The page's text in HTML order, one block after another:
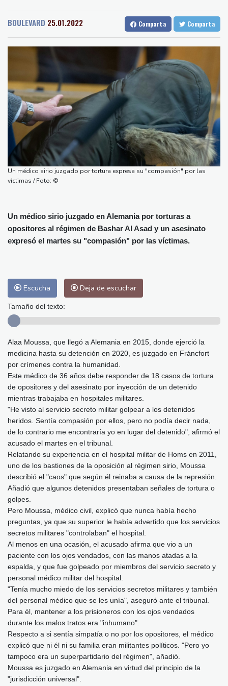
Barcelona
31 °C Bilbao
29 °C
Santo Domingo
31 °C
Puerto Rico
31 °C
Quito
Brasilia
29 °C
Manaus
34 °C Rio de Janeiro
31 °C
São Paulo
25 °C
Nava de la Asunción
35 °C
Bueno Aires
32 °C
Punta Arena
31 °C
Montevideo
Panama
30 °C
San Salvador
32 °C Oaxaca
21 °C
Alicante
32 °C Córdoba
39 °C
Málaga
33 °C Murcia
36 °C
Las Palmas de Gran Canaria
30 °C
San José
41 °C Asunción
Panama City
Los rebeldes hutíes continúan su ofensiva en Yemen con
La OMS propone probar en RDC una vacuna ya existente contra
otra cepa del ébola
Arabia Saudita, Pakistán y Turquía firman un pacto de defensa
en medio de la tensión con Irán
México y Perú restablecen sus relaciones diplomáticas tras una
disputa por asilo
EEUU pierde empleos, un golpe a las afirmaciones de Trump
sobre la economía
España amenaza a Italia con "medidas" si no pone fin a los
controles en la frontera
BOULEVARD 25.01.2022 Comparta Comparta
Un médico sirio juzgado por tortura expresa su "compasión" por las
víctimas / Foto: ©
Un médico sirio juzgado en Alemania por torturas a
opositores al régimen de Bashar Al Asad y un asesinato
expresó el martes su "compasión" por las víctimas.
Escucha Deja de escuchar
Tamaño del texto:
Alaa Moussa, que llegó a Alemania en 2015, donde ejerció la
medicina hasta su detención en 2020, es juzgado en Fráncfort
por crímenes contra la humanidad.
Este médico de 36 años debe responder de 18 casos de tortura
de opositores y del asesinato por inyección de un detenido
mientras trabajaba en hospitales militares.
"He visto al servicio secreto militar golpear a los detenidos
heridos. Sentía compasión por ellos, pero no podía decir nada,
de lo contrario me encontraría yo en lugar del detenido", afirmó el
acusado el martes en el tribunal.
Relatando su experiencia en el hospital militar de Homs en 2011,
uno de los bastiones de la oposición al régimen sirio, Moussa
describió el "caos" que según él reinaba a causa de la represión.
Añadió que algunos detenidos presentaban señales de tortura o
golpes.
Pero Moussa, médico civil, explicó que nunca había hecho
preguntas, ya que su superior le había advertido que los servicios
secretos militares "controlaban" el hospital.
Al menos en una ocasión, el acusado afirma que vio a un
paciente con los ojos vendados, con las manos atadas a la
espalda, y que fue golpeado por miembros del servicio secreto y
personal médico militar del hospital.
"Tenía mucho miedo de los servicios secretos militares y también
del personal médico que se les unía", aseguró ante el tribunal.
Para él, mantener a los prisioneros con los ojos vendados
durante los malos tratos era "inhumano".
Respecto a si sentía simpatía o no por los opositores, el médico
explicó que ni él ni su familia eran militantes políticos. "Pero yo
tampoco era un superpartidario del régimen", añadió.
Moussa es juzgado en Alemania en virtud del principio de la
"jurisdicción universal".